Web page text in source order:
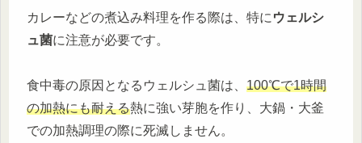
カレーなどの煮込み料理を作る際は、特に ウェルシ
ュ菌に注意が必要です。
食中毒の原因となるウェルシュ菌は、 100℃で1時間
の加熱にも耐える熱に強い芽胞を作り、大鍋・大釜
での加熱調理の際に死滅しません。